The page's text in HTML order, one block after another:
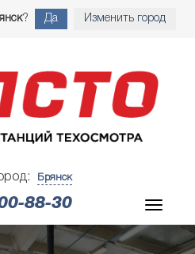
? Да Изменить город
Брянск
88-30